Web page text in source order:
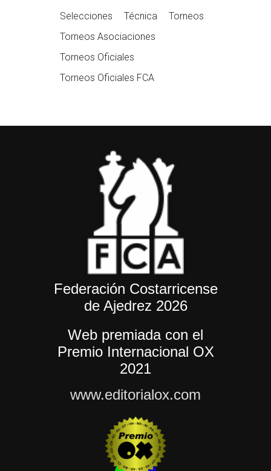
Selecciones
Técnica
Torneos
Torneos Asociaciones
Torneos Oficiales
Torneos Oficiales FCA
Federación Costarricense
de Ajedrez 2026
Web premiada con el
Premio Internacional OX
2021
www.editorialox.com